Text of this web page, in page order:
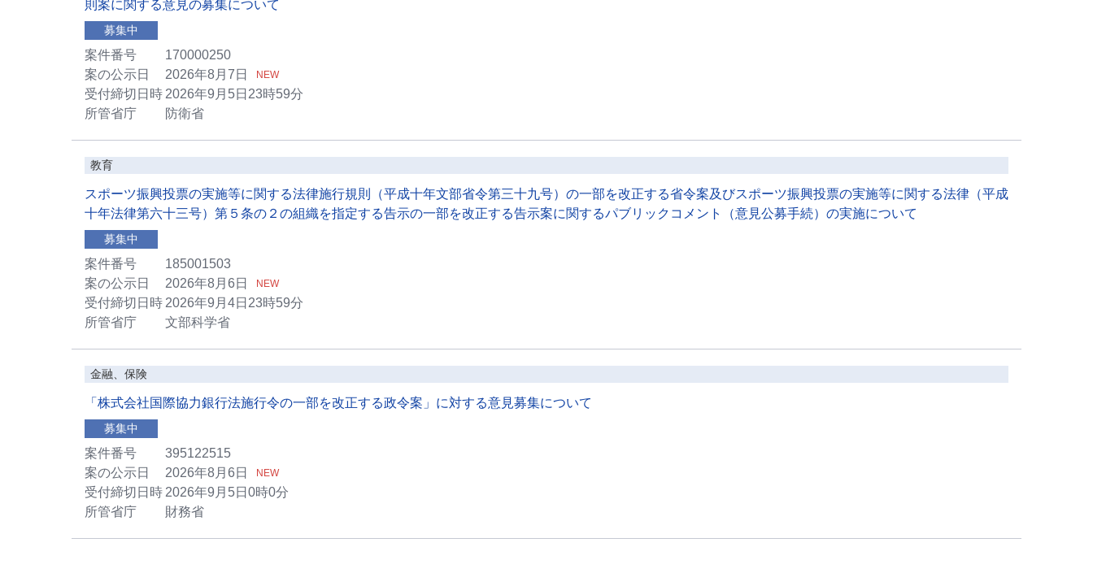
則案に関する意見の募集について
募集中
案件番号
170000250
案の公示日
2026年8月7日 NEW
受付締切日時 2026年9月5日23時59分
所管省庁
防衛省
教育
スポーツ振興投票の実施等に関する法律施行規則（平成十年文部省令第三十九号）の一部を改正する省令案及びスポーツ振興投票の実施等に関する法律（平成
十年法律第六十三号）第５条の２の組織を指定する告示の一部を改正する告示案に関するパブリックコメント（意見公募手続）の実施について
募集中
案件番号
185001503
案の公示日
2026年8月6日 NEW
受付締切日時 2026年9月4日23時59分
所管省庁
文部科学省
金融、保険
「株式会社国際協力銀行法施行令の一部を改正する政令案」に対する意見募集について
募集中
案件番号
395122515
案の公示日
2026年8月6日 NEW
受付締切日時 2026年9月5日0時0分
所管省庁
財務省